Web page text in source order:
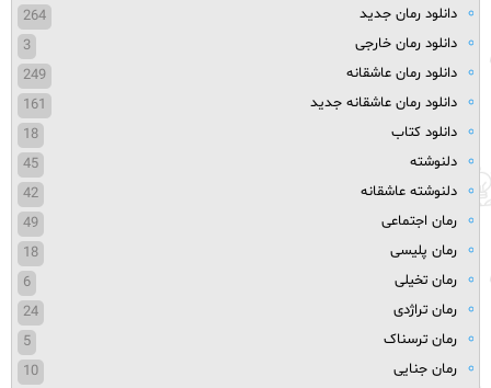
دانلود رمان جدید
264
دانلود رمان خارجی
3
دانلود رمان عاشقانه
249
دانلود رمان عاشقانه جدید
161
دانلود کتاب
18
دلنوشته
45
دلنوشته عاشقانه
42
رمان اجتماعی
49
رمان پلیسی
18
رمان تخیلی
6
رمان تراژدی
24
رمان ترسناک
5
رمان جنایی
10